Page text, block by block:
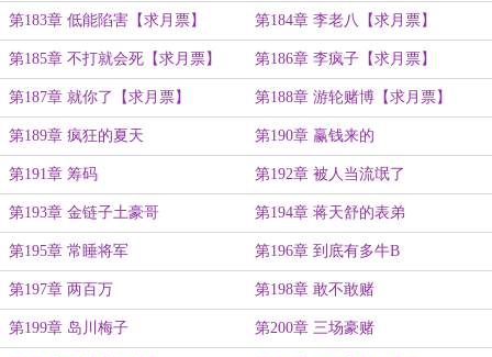
第183章 低能陷害【求月票】 第184章 李老八【求月票】
第185章 不打就会死【求月票】 第186章 李疯子【求月票】
第187章 就你了【求月票】 第188章 游轮赌博【求月票】
第189章 疯狂的夏天 第190章 赢钱来的
第191章 筹码 第192章 被人当流氓了
第193章 金链子土豪哥 第194章 蒋天舒的表弟
第195章 常睡将军 第196章 到底有多牛B
第197章 两百万 第198章 敢不敢赌
第199章 岛川梅子 第200章 三场豪赌